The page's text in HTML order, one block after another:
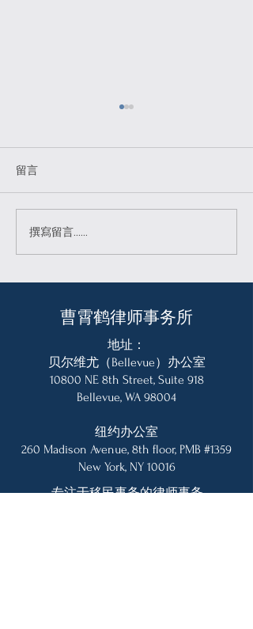
9月18日生效！ 一旦被移
民官认定为公共负担，直
留言
撰寫留言......
曹霄鹤律师事务所
地址：
贝尔维尤（Bellevue）办公室
10800 NE 8th Street, Suite 918
Bellevue, WA 98004
纽约办公室
260 Madison Avenue, 8th floor, PMB #1359
New York, NY 10016
专注于移民事务的律师事务